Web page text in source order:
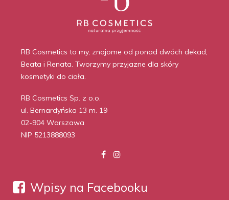
RB Cosmetics to my, znajome od ponad dwóch dekad,
Beata i Renata. Tworzymy przyjazne dla skóry
kosmetyki do ciała.
RB Cosmetics Sp. z o.o.
ul. Bernardyńska 13 m. 19
02-904 Warszawa
NIP 5213888093
Wpisy na Facebooku